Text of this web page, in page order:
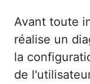
Avant toute
réalise un
la
de